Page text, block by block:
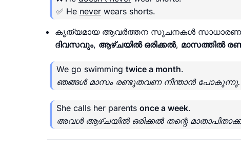
✅ He never wears shorts.
കൃത്യമായ ആവർത്തന സൂചനകൾ
ദിവസവും, ആഴ്ചയിൽ ഒരിക്കൽ, മാസത്തിൽ
We go swimming twice a month.
ഞങ്ങൾ മാസം രണ്ടുതവണ നീന്താൻ പോകുന്നു.
She calls her parents once a week.
അവൾ ആഴ്ചയിൽ ഒരിക്കൽ തന്റെ